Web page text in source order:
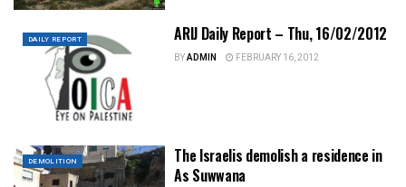
DAILY REPORT ARIJ Daily Report – Thu, 16/02/2012
BYADMIN FEBRUARY 16, 2012
DEMOLITION
The Israelis demolish a residence in
As Suwwana